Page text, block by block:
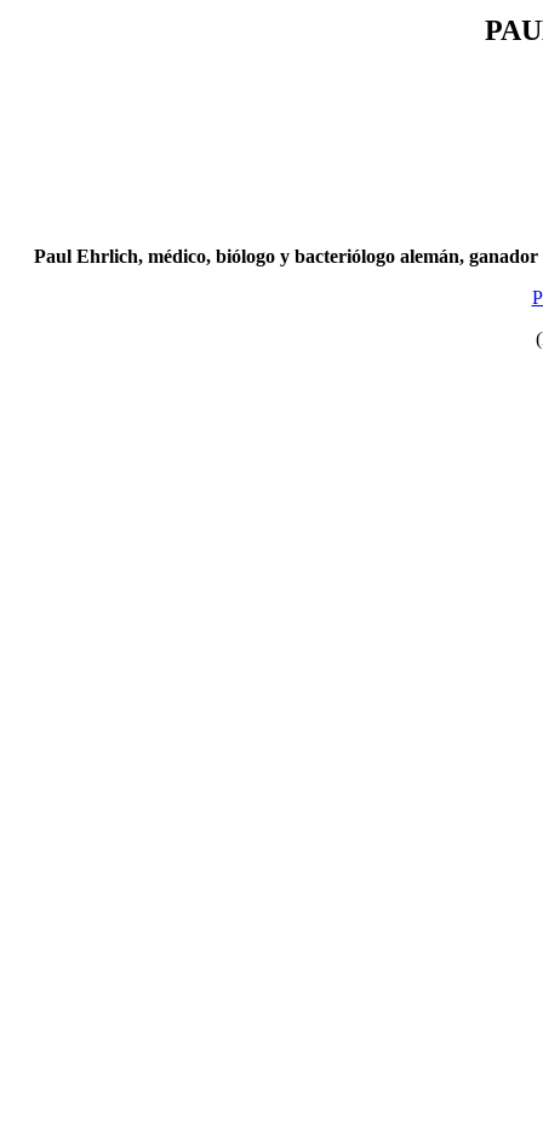
Paul Ehrlich, médico, biólogo y bacteriólogo alemán,